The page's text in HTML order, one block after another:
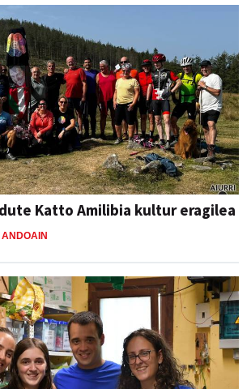
Katto Amilibia kultur eragilea